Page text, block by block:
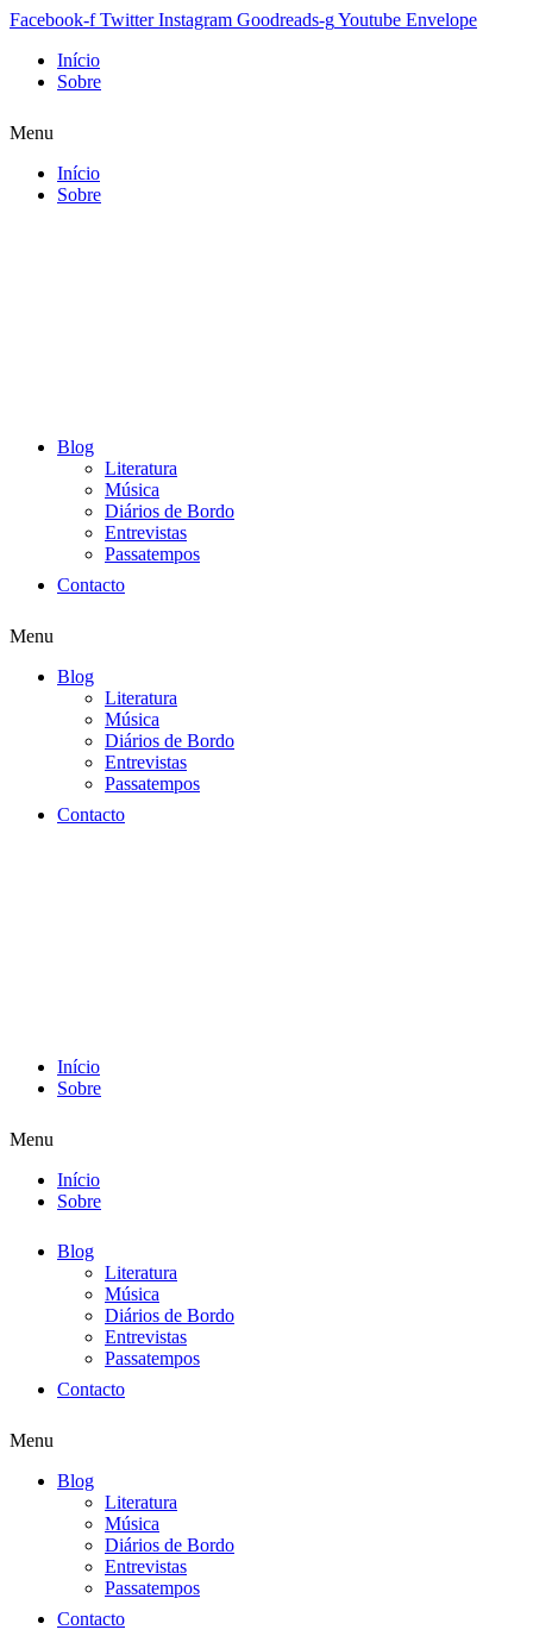
Facebook-f Twitter Instagram Goodreads-gYoutube Envelope
Início
Sobre
Menu
Início
Sobre
Blog
Literatura
Música
Diários de Bordo
Entrevistas
Passatempos
Contacto
Menu
Blog
Literatura
Música
Diários de Bordo
Entrevistas
Passatempos
Contacto
Início
Sobre
Menu
Início
Sobre
Blog
Literatura
Música
Diários de Bordo
Entrevistas
Passatempos
Contacto
Menu
Blog
Literatura
Música
Diários de Bordo
Entrevistas
Passatempos
Contacto